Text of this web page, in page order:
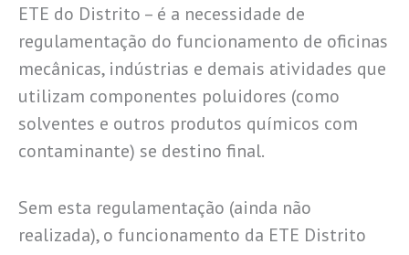
ETE do Distrito – é a necessidade de
regulamentação do funcionamento de oficinas
mecânicas, indústrias e demais atividades que
utilizam componentes poluidores (como
solventes e outros produtos químicos com
contaminante) se destino final.
Sem esta regulamentação (ainda não
realizada), o funcionamento da ETE Distrito